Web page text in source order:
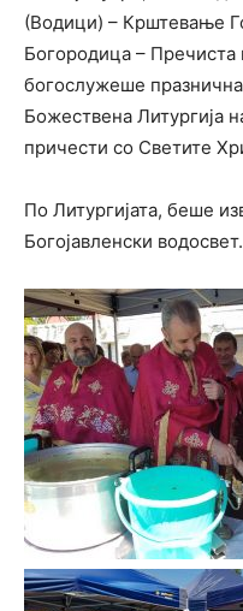
(Водици) – Крштевање
Богородица – Пречиста
богослужеше
Божествена Литургија
причести со Светите
По Литургијата, беше
Богојавленски водосвет.